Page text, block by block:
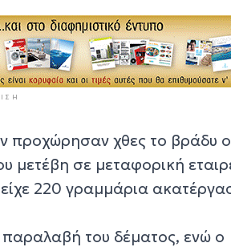
προχώρησαν χθες το βράδυ
μετέβη σε μεταφορική
220 γραμμάρια
του δέματος, ενώ ο